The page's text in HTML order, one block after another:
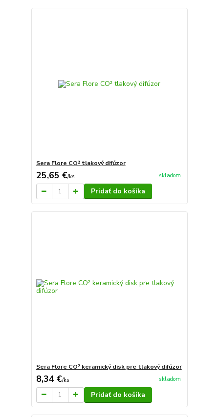
Sera Flore CO² tlakový difúzor
25,65 €/ks skladom
Pridať do košíka
Sera Flore CO² keramický disk pre tlakový difúzor
8,34 €/ks skladom
Pridať do košíka